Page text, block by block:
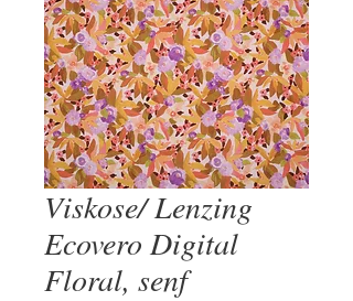
Viskose/ Lenzing
Ecovero Digital
Floral, senf